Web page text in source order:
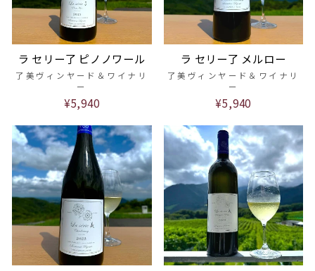
ラ セリー了 ピノノワール
了美ヴィンヤード＆ワイナリ
ー
¥5,940
ラ セリー了 メルロー
了美ヴィンヤード＆ワイナリ
ー
¥5,940